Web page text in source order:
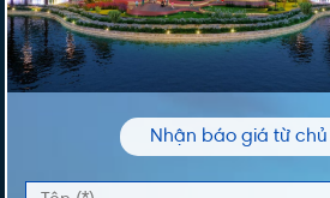
TÊN *
ĐIỆN THOẠI * Nhận báo giá từ